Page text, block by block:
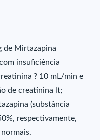
de Mirtazapina
insuficiência
? 10 mL/min e
de creatinina lt;
(substância
respectivamente,